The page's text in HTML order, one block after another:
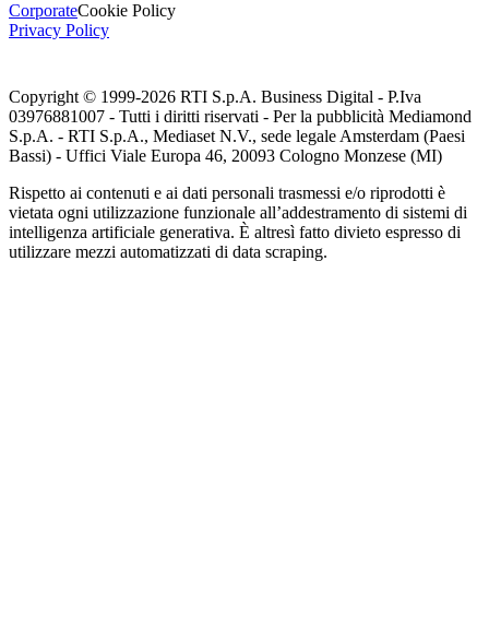
CorporateCookie Policy
Privacy Policy
Copyright © 1999-2026 RTI S.p.A. Business Digital - P.Iva
03976881007 - Tutti i diritti riservati - Per la pubblicità Mediamond
S.p.A. - RTI S.p.A., Mediaset N.V., sede legale Amsterdam (Paesi
Bassi) - Uffici Viale Europa 46, 20093 Cologno Monzese (MI)
Rispetto ai contenuti e ai dati personali trasmessi e/o riprodotti è
vietata ogni utilizzazione funzionale all’addestramento di sistemi di
intelligenza artificiale generativa. È altresì fatto divieto espresso di
utilizzare mezzi automatizzati di data scraping.